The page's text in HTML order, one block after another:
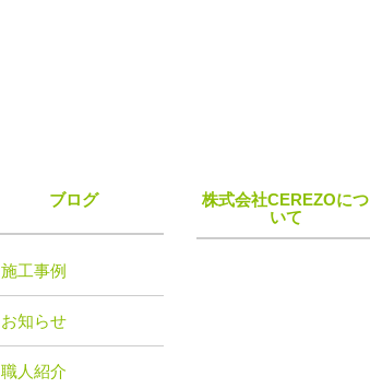
ブログ
施工事例
お知らせ
職人紹介
株式会社CEREZOにつ
いて